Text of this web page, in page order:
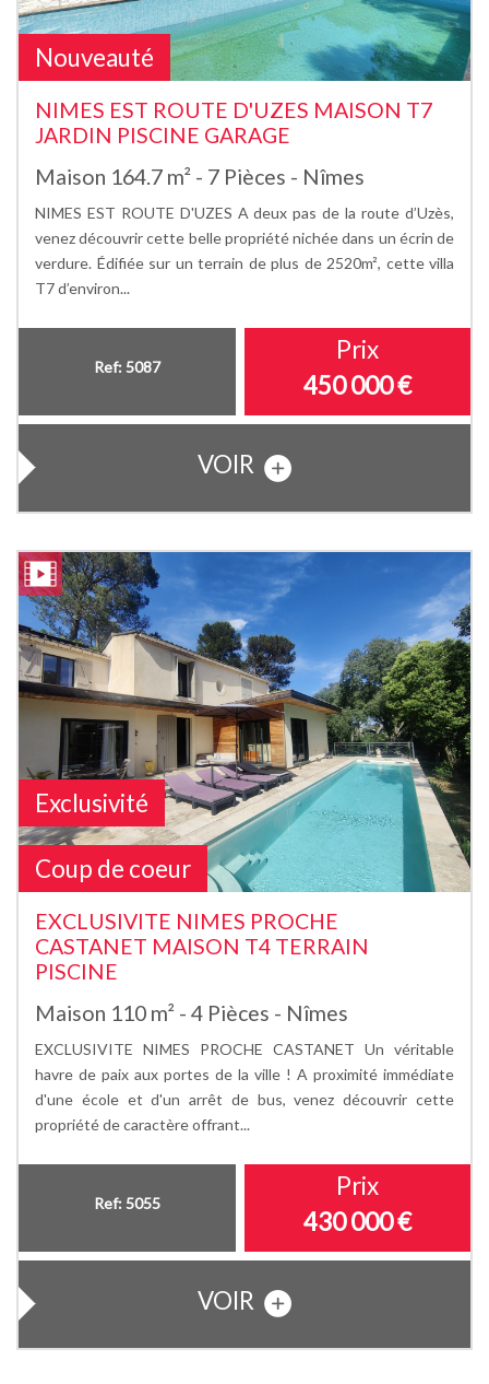
Nouveauté
NIMES EST ROUTE D'UZES MAISON T7
JARDIN PISCINE GARAGE
Maison 164.7 m² - 7 Pièces - Nîmes
NIMES EST ROUTE D'UZES A deux pas de la route d’Uzès,
venez découvrir cette belle propriété nichée dans un écrin de
verdure. Édifiée sur un terrain de plus de 2520m², cette villa
T7 d’environ...
Ref: 5087
Prix
450 000€
VOIR
Exclusivité
Coup de coeur
EXCLUSIVITE NIMES PROCHE
CASTANET MAISON T4 TERRAIN
PISCINE
Maison 110 m² - 4 Pièces - Nîmes
EXCLUSIVITE NIMES PROCHE CASTANET Un véritable
havre de paix aux portes de la ville ! A proximité immédiate
d'une école et d'un arrêt de bus, venez découvrir cette
propriété de caractère offrant...
Ref: 5055
Prix
430 000€
VOIR